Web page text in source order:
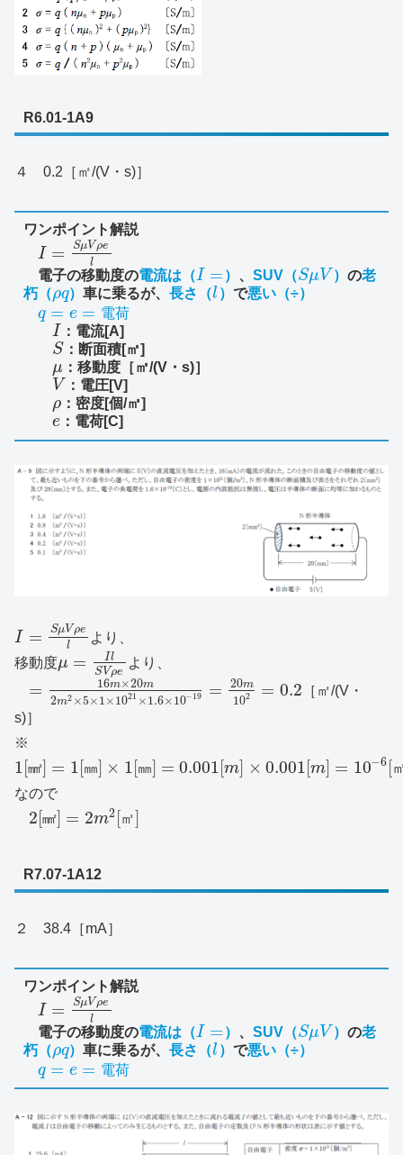
R6.01-1A9
４ 0.2［㎡/(V・s)］
ワンポイント解説
I = SμVρe
l
電子の移動度の電流は（I = ） 、 SUV（SμV ）の老
朽（ρq）車に乗るが、長さ（l ）で悪い（÷）
q = e = 電荷
I ：電流[A]
S ：断面積[㎡]
μ：移動度［㎡/(V・s)］
V ：電圧[V]
ρ ：密度[個/㎥]
e：電荷[C]
I = SμV ρe
l
より、
移動度μ = Il
SVρe
より、
= 16m×20m
2m2 ×5×1×1021 ×1.6×10−19 = 20m
102 = 0.2 ［㎡/(V・
s)］
※
1[㎟] = 1[㎜] × 1[㎜] = 0.001[m] × 0.001[m] = 10−6[
なので
2[㎟] = 2m2 [㎡]
R7.07-1A12
２ 38.4［mA］
ワンポイント解説
I = SμVρe
l
電子の移動度の電流は（I = ） 、 SUV（SμV ）の老
朽（ρq）車に乗るが、長さ（l ）で悪い（÷）
q = e = 電荷